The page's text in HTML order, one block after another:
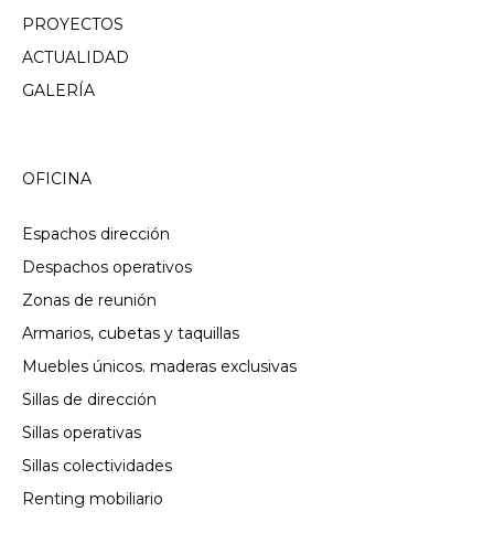
PROYECTOS
ACTUALIDAD
GALERÍA
OFICINA
Espachos dirección
Despachos operativos
Zonas de reunión
Armarios, cubetas y taquillas
Muebles únicos. maderas exclusivas
Sillas de dirección
Sillas operativas
Sillas colectividades
Renting mobiliario